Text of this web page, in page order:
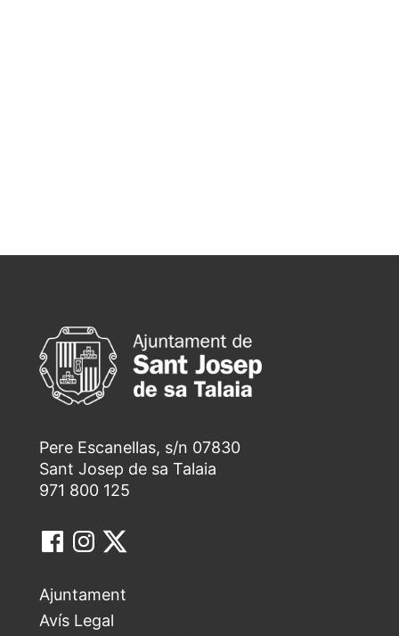
Pere Escanellas, s/n 07830
Sant Josep de sa Talaia
971 800 125
Ajuntament
Avís Legal